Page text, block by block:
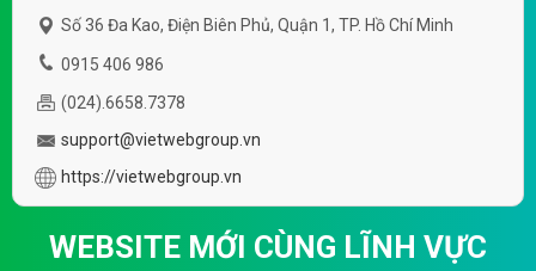
Số 36 Đa Kao, Điện Biên Phủ, Quận 1, TP. Hồ Chí Minh
0915 406 986
(024).6658.7378
support@vietwebgroup.vn
https://vietwebgroup.vn
WEBSITE MỚI CÙNG LĨNH VỰC